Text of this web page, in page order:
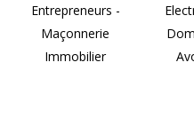
Entrepreneurs -
Maçonnerie
Immobilier